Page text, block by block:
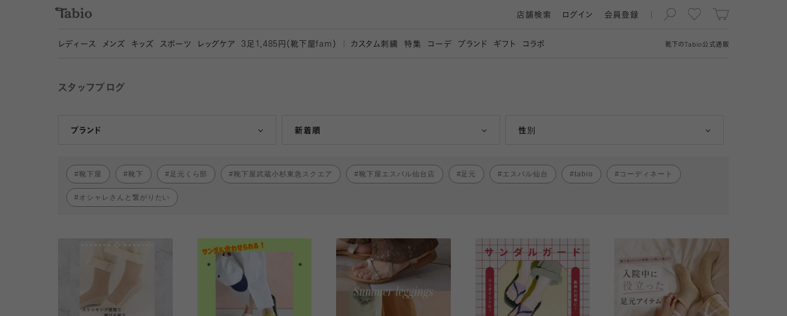
靴下の Tabio公式通販
店舗検索 ログイン 会員登録
レディース メンズ キッズ スポーツ レッグケア 3 足1,485円（靴下屋fam） カスタム刺繍 特集 コーデ ブランド ギフト コラボ
スタッフブログ
ブランド
Tabio 新着順
人気ランキング順 性別
女性
靴下屋 靴下 足元くら部 靴下屋武蔵小杉東急スクエア 靴下屋エスパル仙台店 足元 エスパル仙台 tabio コーディネート
オシャレさんと繋がりたい